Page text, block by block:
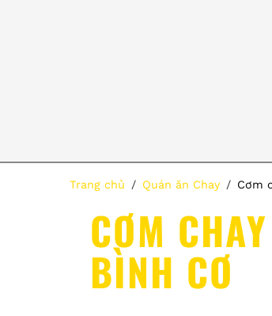
Trang chủ Quán ăn Chay Cơm
CƠM
BÌNH CƠ